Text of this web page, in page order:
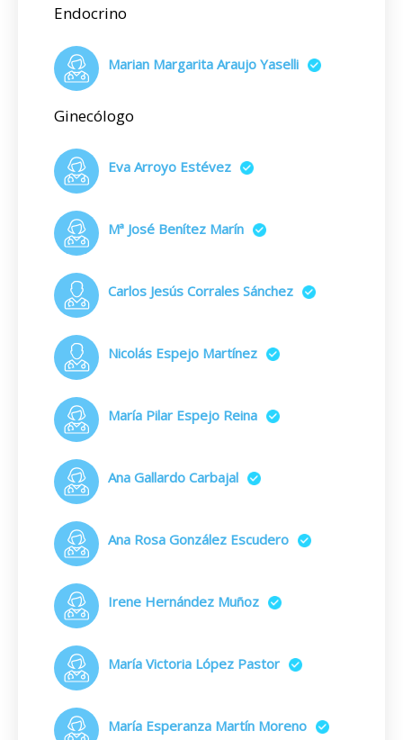
Endocrino
Marian Margarita Araujo Yaselli
Ginecólogo
Eva Arroyo Estévez
Mª José Benítez Marín
Carlos Jesús Corrales Sánchez
Nicolás Espejo Martínez
María Pilar Espejo Reina
Ana Gallardo Carbajal
Ana Rosa González Escudero
Irene Hernández Muñoz
María Victoria López Pastor
María Esperanza Martín Moreno